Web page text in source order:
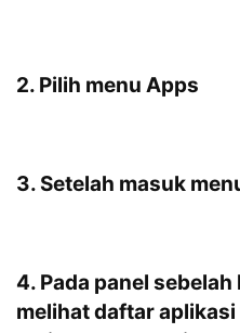
2. Pilih menu Apps
3. Setelah masuk
4. Pada panel
melihat daftar